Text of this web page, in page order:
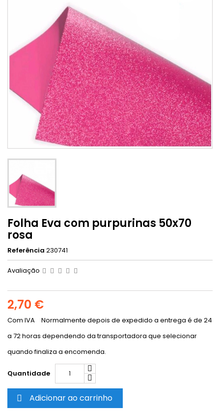
Folha Eva com purpurinas 50x70
rosa
Referência 230741
Avaliação
2,70 €
Com IVA
Normalmente depois de expedido a entrega é de 24
a 72 horas dependendo da transportadora que selecionar
quando finaliza a encomenda.
Quantidade
 Adicionar ao carrinho